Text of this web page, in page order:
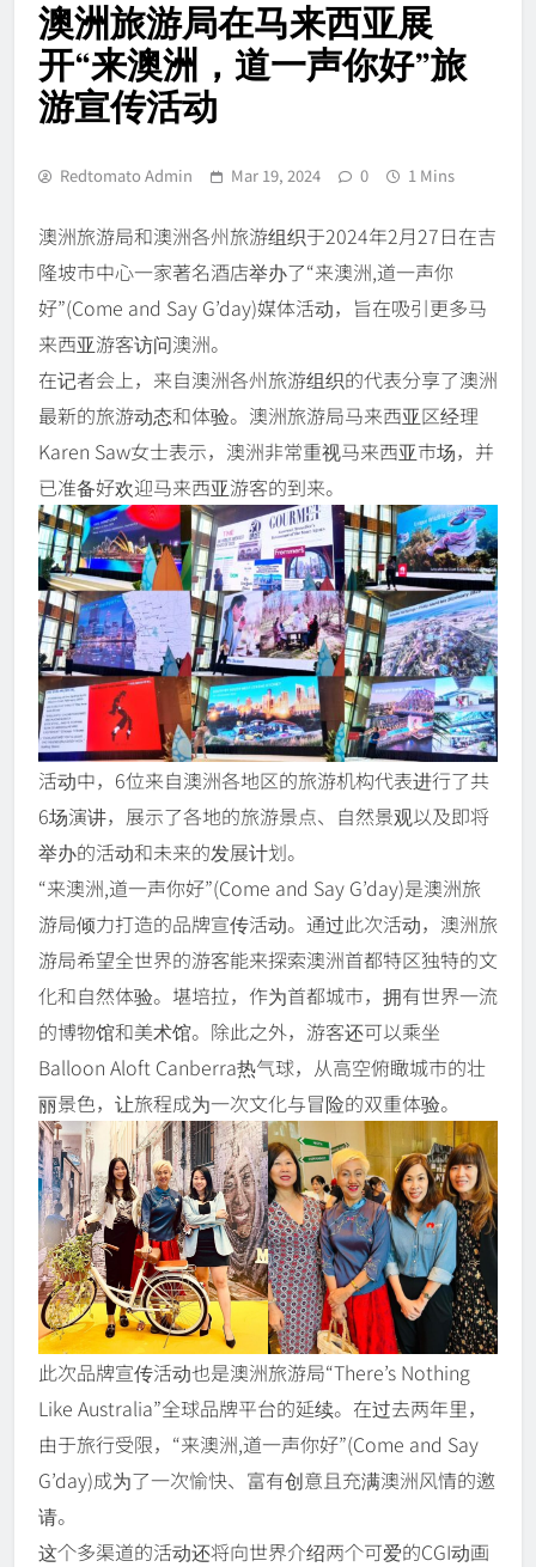
澳洲旅游局在马来西亚展
开“来澳洲，道一声你好”旅
游宣传活动
Redtomato Admin Mar 19, 2024 0 1 Mins
澳洲旅游局和澳洲各州旅游组织于2024年2月27日在吉
隆坡市中心一家著名酒店举办了“来澳洲,道一声你
好”(Come and Say G’day)媒体活动，旨在吸引更多马
来西亚游客访问澳洲。
在记者会上，来自澳洲各州旅游组织的代表分享了澳洲
最新的旅游动态和体验。澳洲旅游局马来西亚区经理
Karen Saw女士表示，澳洲非常重视马来西亚市场，并
已准备好欢迎马来西亚游客的到来。
活动中，6位来自澳洲各地区的旅游机构代表进行了共
6场演讲，展示了各地的旅游景点、自然景观以及即将
举办的活动和未来的发展计划。
“来澳洲,道一声你好”(Come and Say G’day)是澳洲旅
游局倾力打造的品牌宣传活动。通过此次活动，澳洲旅
游局希望全世界的游客能来探索澳洲首都特区独特的文
化和自然体验。堪培拉，作为首都城市，拥有世界一流
的博物馆和美术馆。除此之外，游客还可以乘坐
Balloon Aloft Canberra热气球，从高空俯瞰城市的壮
丽景色，让旅程成为一次文化与冒险的双重体验。
此次品牌宣传活动也是澳洲旅游局“There’s Nothing
Like Australia”全球品牌平台的延续。在过去两年里，
由于旅行受限，“来澳洲,道一声你好”(Come and Say
G’day)成为了一次愉快、富有创意且充满澳洲风情的邀
请。
这个多渠道的活动还将向世界介绍两个可爱的CGI动画